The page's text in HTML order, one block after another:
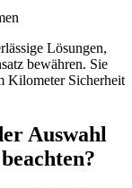
Lösungen,
bewähren. Sie
Kilometer Sicherheit
Auswahl